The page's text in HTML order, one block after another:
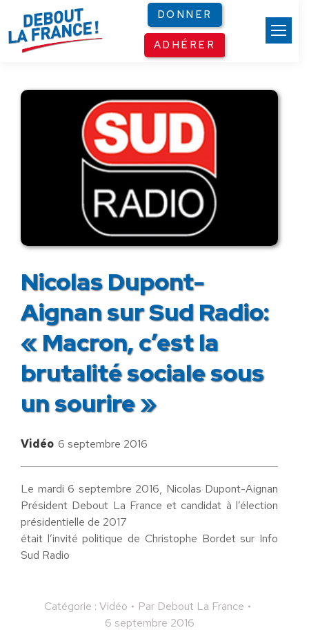
DONNER
ADHÉRER
Nicolas Dupont-
Aignan sur Sud Radio:
« Macron, c’est la
brutalité sociale sous
un sourire »
Vidéo 6 septembre 2016
Le mardi 6 septembre 2016, Nicolas Dupont-Aignan
Président Debout La France et candidat à l’élection
présidentielle de 2017
était l’invité politique de Christophe Bordet sur Info
Sud Radio
Catégorie : Vidéo Par Debout La France
6 septembre 2016
Panneau de gestion des cookies